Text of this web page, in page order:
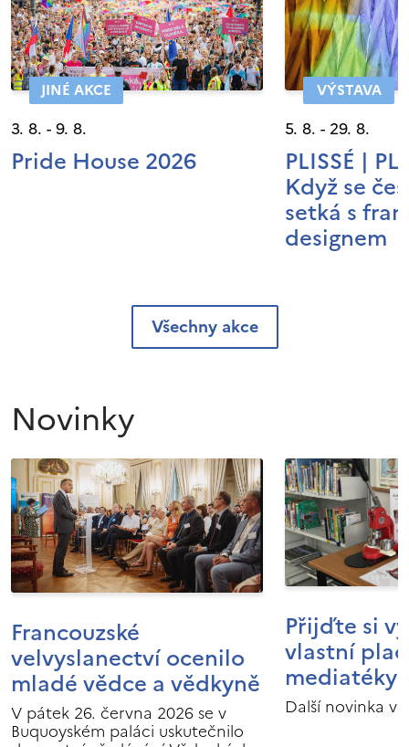
JINÉ AKCE
3. 8. - 9. 8.
Pride House 2026
VÝSTAVA
5. 8. - 29. 8.
PLISSÉ |
Když se
setká s
designem
Všechny akce
Novinky
Francouzské
velvyslanectví ocenilo
mladé vědce a vědkyně
V pátek 26. června 2026 se v
Buquoyském paláci uskutečnilo
Přijďte si
vlastní
mediatéky
Další novinka v